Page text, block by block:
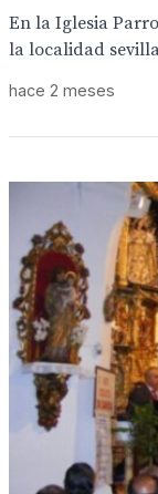
En la Iglesia
la localidad
hace 2 meses